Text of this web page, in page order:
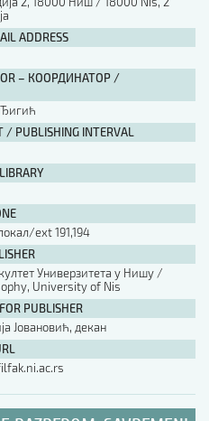
ADDRESS
– КООРДИНАТОР /
Ђигић
INTERVAL
ext 191,194
Универзитета у Нишу /
University of Nis
PUBLISHER
Јовановић, декан